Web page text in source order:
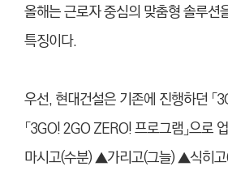
올해는 근로자 중심의 맞춤형 솔루션
특징이다.
우선, 현대건설은 기존에 진행하던 「
「3GO! 2GO ZERO! 프로그램」으로
마시고(수분) ▲가리고(그늘) ▲식히